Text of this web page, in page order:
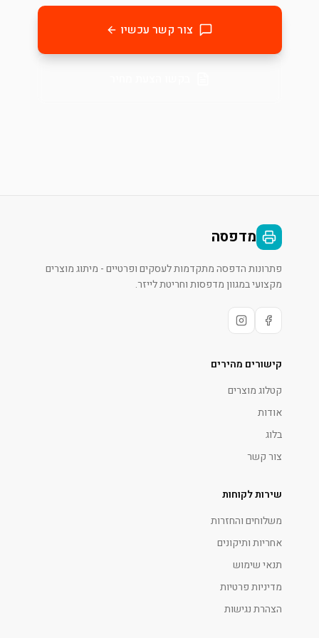
צור קשר עכשיו
מדפסה
פתרונות הדפסה מתקדמות לעסקים ופרטיים - מיתוג מוצרים
מקצועי במגוון מדפסות וחריטת לייזר.
קישורים מהירים
קטלוג מוצרים
אודות
בלוג
צור קשר
שירות לקוחות
משלוחים והחזרות
אחריות ותיקונים
תנאי שימוש
מדיניות פרטיות
הצהרת נגישות